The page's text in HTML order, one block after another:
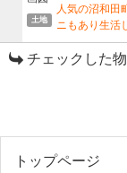
土地
人気の沼和田
ニもあり生活
チェックした
トップページ